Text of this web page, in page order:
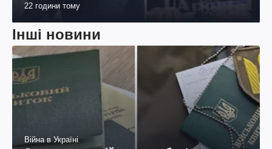
22 години тому
Інші новини
Війна в Україні